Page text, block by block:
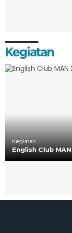
Kegiatan
Kegiatan
English Club